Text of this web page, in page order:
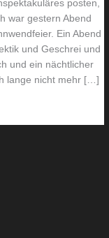
posten,
war gestern Abend
Ein Abend
und Geschrei und
und ein nächtlicher
lange nicht mehr […]